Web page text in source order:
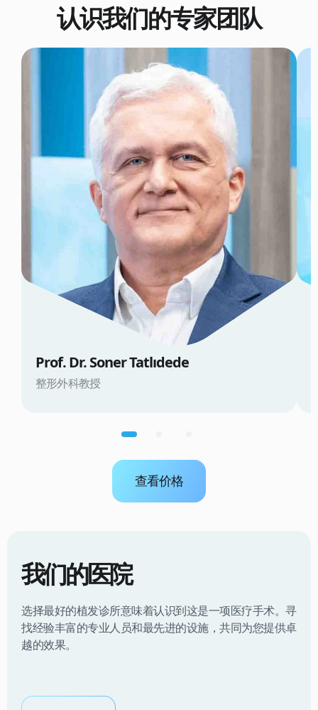
认识我们的专家团队
Prof. Dr. Soner Tatlıdede
整形外科教授
查看价格
我们的医院
选择最好的植发诊所意味着认识到这是一项医疗手术。寻
找经验丰富的专业人员和最先进的设施，共同为您提供卓
越的效果。